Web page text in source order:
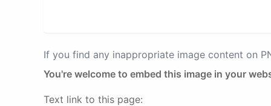
If you find any inappropriate image content on
You're welcome to embed this image in your
Text link to this page: